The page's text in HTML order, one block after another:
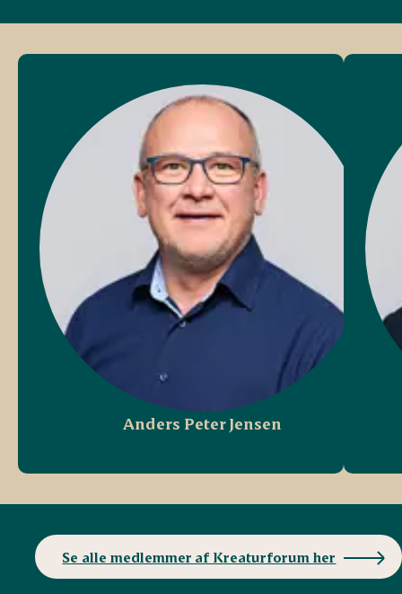
Anders Peter Jensen
Se alle medlemmer af Kreaturforum her